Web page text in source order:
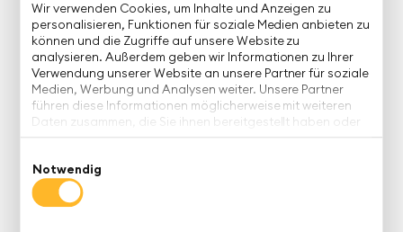
Wir verwenden Cookies, um Inhalte und Anzeigen zu
personalisieren, Funktionen für soziale Medien anbieten zu
können und die Zugriffe auf unsere Website zu
analysieren. Außerdem geben wir Informationen zu Ihrer
Verwendung unserer Website an unsere Partner für soziale
Medien, Werbung und Analysen weiter. Unsere Partner
führen diese Informationen möglicherweise mit weiteren
Daten zusammen, die Sie ihnen bereitgestellt haben oder
die sie im Rahmen Ihrer Nutzung der Dienste gesammelt
Notwendig
Perspektivenwechsel: Die Planung wird häufig als
lästige Pflicht angesehen, die das Controlling und
die Fachabteilungen über mehrere Wochen
beschäftigt. Neue Ansätze wie Extended Planning &
Analytics (xP&A) ermöglichen Controllern ein neues
Rollenverständnis als Business Partner. Sebastian
Jakob und Prof. Andreas Seufert erörtern im
gemeinsamen Webinar die Fallstricke und
Lösungsansätze auf dem Weg zu einer effizienten,